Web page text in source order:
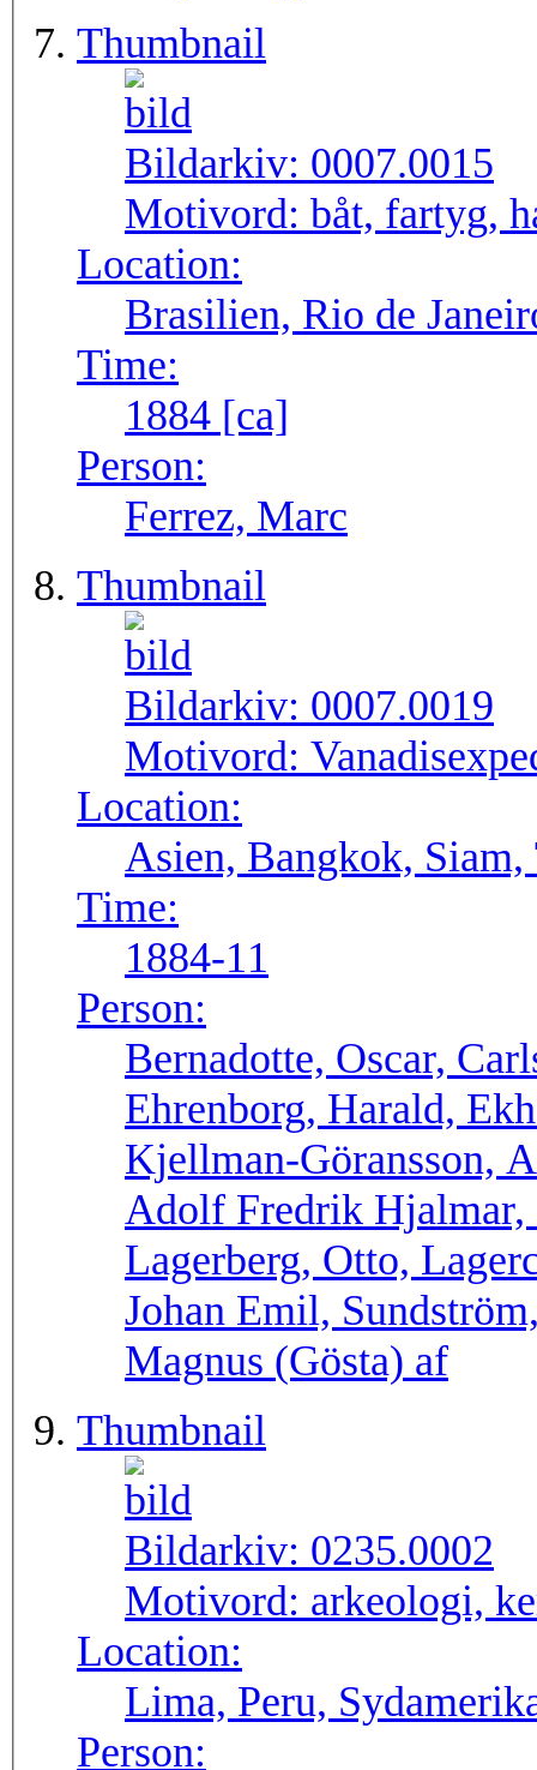
Thumbnail
Bildarkiv: 0007.0015
Motivord: båt, fartyg,
Location:
Brasilien, Rio de
Time:
1884 [ca]
Person:
Ferrez, Marc
Thumbnail
Bildarkiv: 0007.0019
Motivord:
Location:
Asien, Bangkok,
Time:
1884-11
Person:
Bernadotte, Oscar,
Ehrenborg, Harald,
Kjellman-Göransson,
Adolf Fredrik Hjalmar,
Lagerberg, Otto,
Johan Emil,
Magnus (Gösta) af
Thumbnail
Bildarkiv: 0235.0002
Motivord: arkeologi,
Location:
Lima, Peru,
Person: